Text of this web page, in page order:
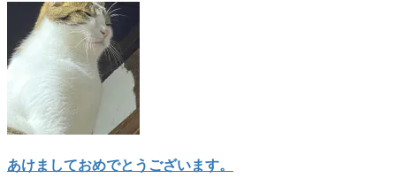
あけましておめでとうございます。